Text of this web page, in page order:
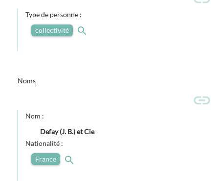
Type de personne :
collectivité
Noms
Nom :
Defay (J. B.) et Cie
Nationalité :
France